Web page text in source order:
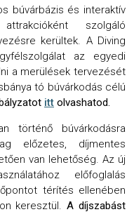
búvárbázis és interaktív
szolgáló
kerültek. A Diving
az egyedi
a merülések tervezését
tó búvárkodás célú
itt olvashatod.
történő búvárkodásra
előzetes, díjmentes
van lehetőség. Az új
előfoglalás
térítés ellenében
keresztül.A díjszabást